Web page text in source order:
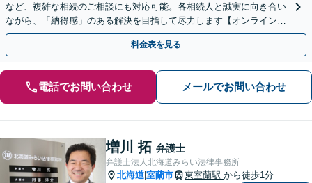
など、複雑な相続のご相談にも対応可能。各相続人と誠実に向き合い
ながら、「納得感」のある解決を目指して尽力します【オンライン面
談可】【完全個室で相談可】【東室蘭駅1分】
料金表を見る
電話でお問い合わせ メールでお問い合わせ
増川 拓 弁護士
弁護士法人北海道みらい法律事務所
北海道 室蘭市 東室蘭駅 から徒歩1分